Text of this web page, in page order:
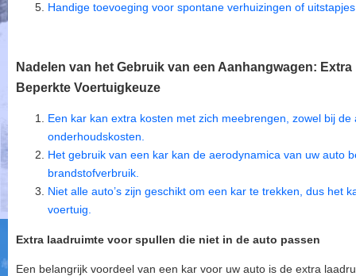
Handige toevoeging voor spontane verhuizingen of uitstapjes
Nadelen van het Gebruik van een Aanhangwagen:
Beperkte Voertuigkeuze
Een kar kan extra kosten met zich meebrengen, zowel bij
onderhoudskosten.
Het gebruik van een kar kan de aerodynamica van uw auto
brandstofverbruik.
Niet alle auto’s zijn geschikt om een kar te trekken, dus het
voertuig.
Extra laadruimte voor spullen die niet in de auto passen
Een belangrijk voordeel van een kar voor uw auto is de extra